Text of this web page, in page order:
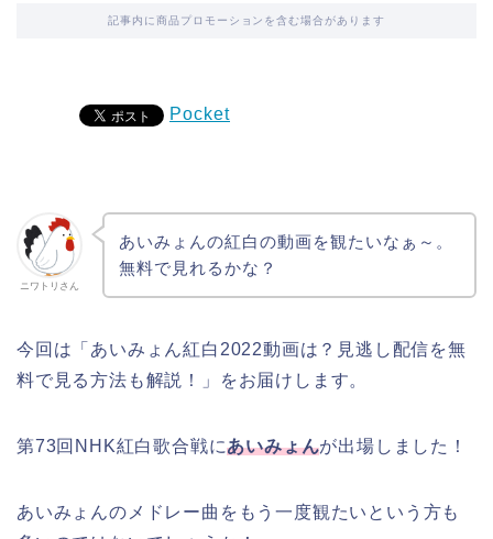
記事内に商品プロモーションを含む場合があります
Pocket
ニワトリさん
あいみょんの紅白の動画を観たいなぁ～。
無料で見れるかな？
今回は「あいみょん紅白2022動画は？見逃し配信を無
料で見る方法も解説！」をお届けします。
第73回NHK紅白歌合戦にあいみょんが出場しました！
あいみょんのメドレー曲をもう一度観たいという方も